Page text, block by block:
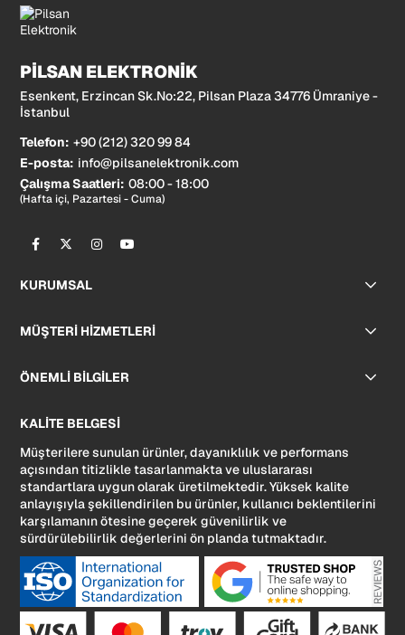
PİLSAN ELEKTRONİK
Esenkent, Erzincan Sk.No:22, Pilsan Plaza 34776 Ümraniye -
İstanbul
Telefon: +90 (212) 320 99 84
E-posta: info@pilsanelektronik.com
Çalışma Saatleri: 08:00 - 18:00
(Hafta içi, Pazartesi - Cuma)
KURUMSAL
MÜŞTERİ HİZMETLERİ
ÖNEMLİ BİLGİLER
KALİTE BELGESİ
Müşterilere sunulan ürünler, dayanıklılık ve performans
açısından titizlikle tasarlanmakta ve uluslararası
standartlara uygun olarak üretilmektedir. Yüksek kalite
anlayışıyla şekillendirilen bu ürünler, kullanıcı beklentilerini
karşılamanın ötesine geçerek güvenilirlik ve
sürdürülebilirlik değerlerini ön planda tutmaktadır.